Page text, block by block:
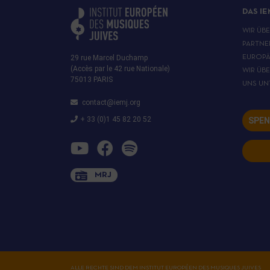
29 rue Marcel Duchamp
(Accès par le 42 rue Nationale)
75013 PARIS
contact@iemj.org
+ 33 (0)1 45 82 20 52
MRJ
DAS
WIR
WIR
UNS
ALLE RECHTE SIND DEM INSTITUT EUROPÉEN DES MUSIQUES JUIVES